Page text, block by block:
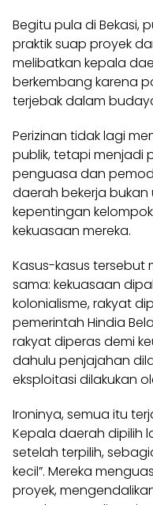
Begitu pula di Bekasi,
praktik suap proyek
melibatkan kepala
berkembang karena
terjebak dalam
Perizinan tidak lagi
publik, tetapi menjadi
penguasa dan
daerah bekerja bukan
kepentingan
kekuasaan mereka.
Kasus-kasus tersebut
sama: kekuasaan
kolonialisme, rakyat
pemerintah Hindia
rakyat diperas demi
dahulu penjajahan
eksploitasi dilakukan
Ironinya, semua itu
Kepala daerah dipilih
setelah terpilih,
kecil”. Mereka
proyek,